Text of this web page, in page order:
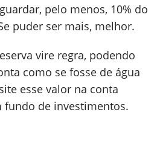
pelo menos, 10% do
puder ser mais, melhor.
vire regra, podendo
como se fosse de água
esse valor na conta
fundo de investimentos.